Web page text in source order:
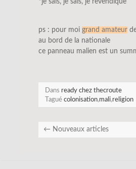
*je sais, je sais, je revendique
ps : pour moi grand amateur
au bord de la nationale
ce panneau malien est un
Dans ready chez thecroute
Tagué colonisation,mali,religion
← Nouveaux articles